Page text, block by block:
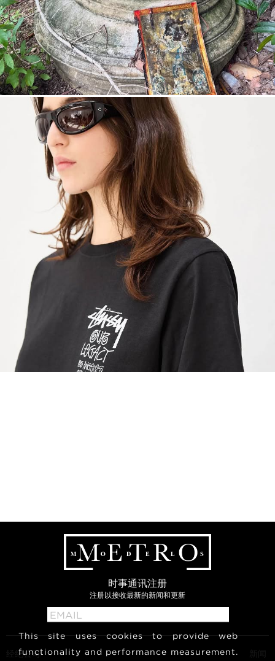
时事通讯注册
注册以接收最新的新闻和更新
经纪公司
This site uses cookies to provide web
functionality and performance measurement.